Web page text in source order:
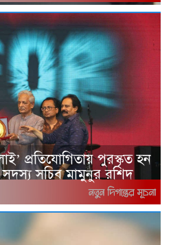
প্রতিযোগিতায় পুরস্কৃত হন
সদস‌্য স‌চিব মামুনুর রশিদ